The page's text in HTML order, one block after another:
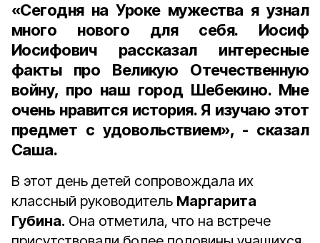
«Сегодня на Уроке мужества я узнал
много нового для себя. Иосиф
Иосифович рассказал интересные
факты про Великую Отечественную
войну, про наш город Шебекино. Мне
очень нравится история. Я изучаю этот
предмет с удовольствием», - сказал
Саша.
В этот день детей сопровождала их
классный руководитель Маргарита
Губина. Она отметила, что на встрече